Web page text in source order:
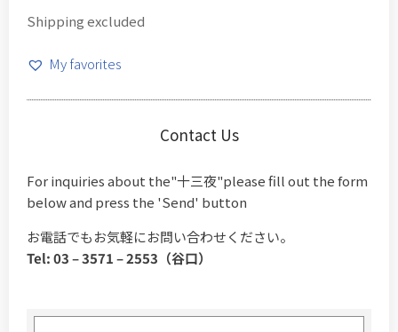
Shipping excluded
My favorites
Contact Us
For inquiries about the"十三夜"please fill out the form
below and press the 'Send' button
お電話でもお気軽にお問い合わせください。
Tel: 03 – 3571 – 2553（谷口）